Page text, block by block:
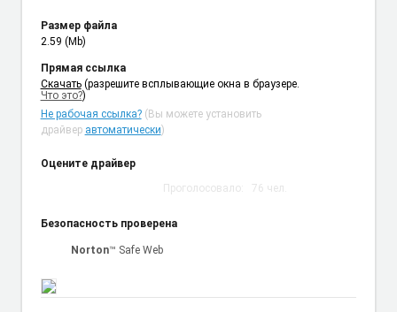
Размер файла
2.59 (Mb)
Прямая ссылка
Cкачать (разрешите всплывающие окна в браузере.
Что это?)
Не рабочая ссылка?(Вы можете установить
драйвер автоматически)
Оцените драйвер
Проголосовало: 76 чел.
Безопасность проверена
Norton™ Safe Web